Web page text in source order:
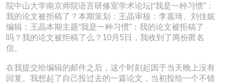
院中山大学南京师院语言研修室学术论坛|“我是一种习惯”：
我的论文被拒稿了？本期策划：王晶审核：李嘉琦、刘佳妮
编辑：王晶本期主题“我是一种习惯”：我的论文被拒稿了
吗？我的论文被拒稿了么？10月5日，我收到了两份匿名
信。
在我提交给编辑的邮件之后，这个时刻起因于当天晚上没有
回复。我想起了自己投过去的一篇论文，当初投给一个不错